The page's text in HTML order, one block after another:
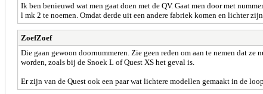
Ik ben benieuwd wat men gaat doen met de QV. Gaat men door met
l mk 2 te noemen. Omdat derde uit een andere fabriek komen en lichter
ZoefZoef
Die gaan gewoon doornummeren. Zie geen reden om aan te nemen dat
worden, zoals bij de Snoek L of Quest XS het geval is.
Er zijn van de Quest ook een paar wat lichtere modellen gemaakt in de